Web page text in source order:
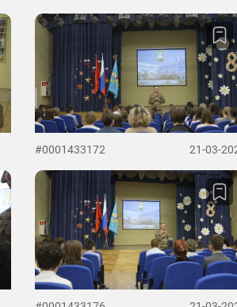
#0001433172 21-03-